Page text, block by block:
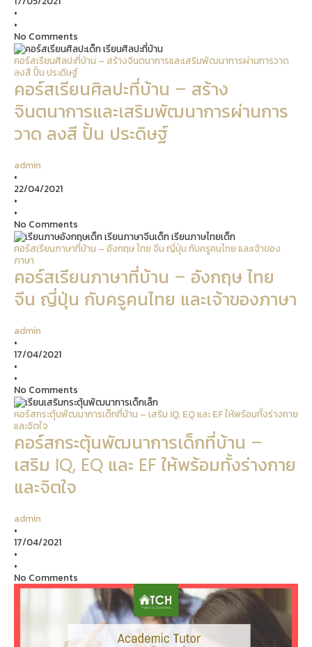
•
•
No Comments
คอร์สเรียนศิลปะที่บ้าน – สร้างจินตนาการและเสริมพัฒนาการผ่านการวาด
ลงสี ปั้น ประดิษฐ์
คอร์สเรียนศิลปะที่บ้าน – สร้าง
จินตนาการและเสริมพัฒนาการผ่านการ
วาด ลงสี ปั้น ประดิษฐ์
admin
•
22/04/2021
•
•
No Comments
คอร์สเรียนภาษาที่บ้าน – อังกฤษ ไทย จีน ญี่ปุ่น กับครูคนไทย และเจ้าของ
ภาษา
คอร์สเรียนภาษาที่บ้าน – อังกฤษ ไทย
จีน ญี่ปุ่น กับครูคนไทย และเจ้าของภาษา
admin
•
17/04/2021
•
•
No Comments
คอร์สกระตุ้นพัฒนาการเด็กที่บ้าน – เสริม IQ, EQ และ EF ให้พร้อมทั้งร่างกาย
และจิตใจ
คอร์สกระตุ้นพัฒนาการเด็กที่บ้าน –
เสริม IQ, EQ และ EF ให้พร้อมทั้งร่างกาย
และจิตใจ
admin
•
17/04/2021
•
•
No Comments